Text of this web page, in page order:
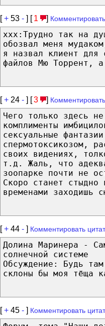
[+ 53 - ] [ 1 ]
xxx:Трудно так на
обозвал меня
я назвал клиент для
файлов Мю Торрент,
[+ 24 - ] [3 ]
Чего только здесь
комплименты
сексуальные
спермотоксикозом,
своих видениях,
т.д. Жаль, что
зоопарке почти не
Скоро станет стыдно
временами заходишь
[+ 44 - ] Комментировать
Долина Маринера -
солнечной системе
Обсуждение: Будь
склоны бы моя тёща
[+ 45 - ] Комментировать